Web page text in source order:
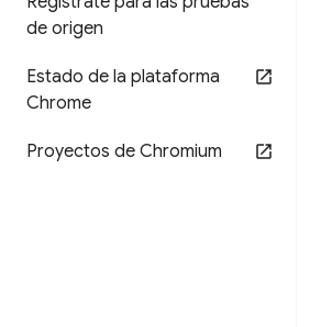
de origen
Estado de la plataforma
Chrome
Proyectos de Chromium